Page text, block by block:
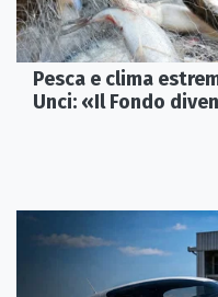
Pesca e clima
Unci: «Il Fondo